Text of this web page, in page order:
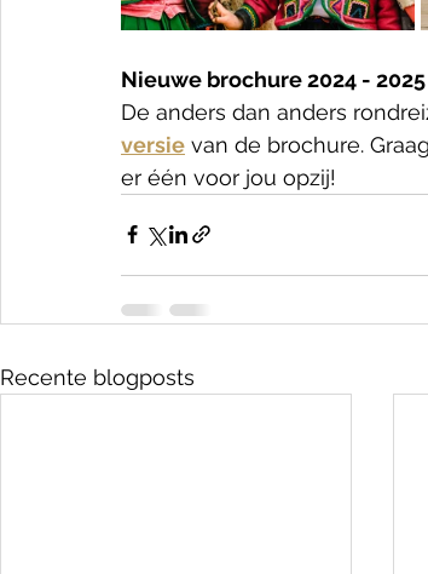
Nieuwe brochure 2024 - 2025
De anders dan anders
versie van de brochure.
er één voor jou opzij!
Recente blogposts